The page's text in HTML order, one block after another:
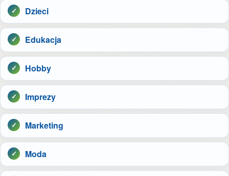
Dzieci
Edukacja
Hobby
Imprezy
Marketing
Moda